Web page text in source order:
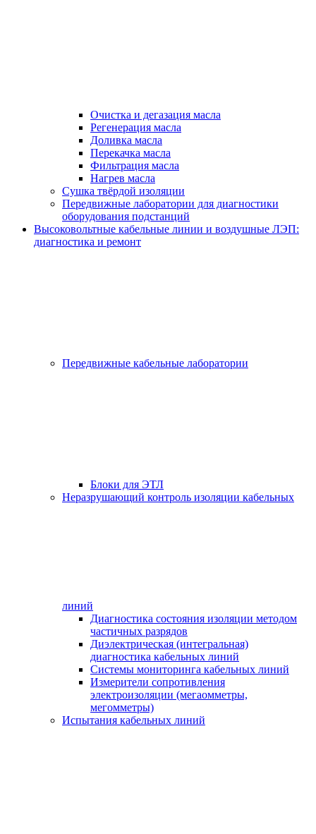
Очистка и дегазация масла
Регенерация масла
Доливка масла
Перекачка масла
Фильтрация масла
Нагрев масла
Сушка твёрдой изоляции
Передвижные лаборатории для диагностики
оборудования подстанций
Высоковольтные кабельные линии и воздушные ЛЭП:
диагностика и ремонт
Передвижные кабельные лаборатории
Блоки для ЭТЛ
Неразрушающий контроль изоляции кабельных
линий
Диагностика состояния изоляции методом
частичных разрядов
Диэлектрическая (интегральная)
диагностика кабельных линий
Системы мониторинга кабельных линий
Измерители сопротивления
электроизоляции (мегаомметры,
мегомметры)
Испытания кабельных линий